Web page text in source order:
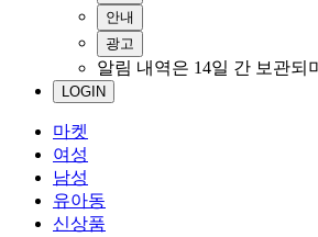
안내
광고
알림 내역은 14일 간 보관되
LOGIN
마켓
여성
남성
유아동
신상품